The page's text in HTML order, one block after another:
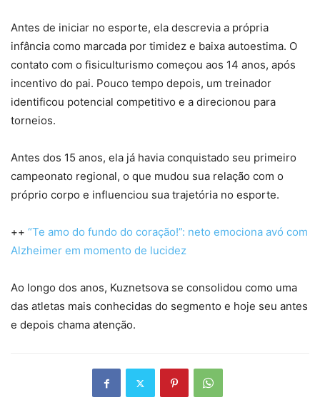
Antes de iniciar no esporte, ela descrevia a própria
infância como marcada por timidez e baixa autoestima. O
contato com o fisiculturismo começou aos 14 anos, após
incentivo do pai. Pouco tempo depois, um treinador
identificou potencial competitivo e a direcionou para
torneios.
Antes dos 15 anos, ela já havia conquistado seu primeiro
campeonato regional, o que mudou sua relação com o
próprio corpo e influenciou sua trajetória no esporte.
++ “Te amo do fundo do coração!”: neto emociona avó com
Alzheimer em momento de lucidez
Ao longo dos anos, Kuznetsova se consolidou como uma
das atletas mais conhecidas do segmento e hoje seu antes
e depois chama atenção.